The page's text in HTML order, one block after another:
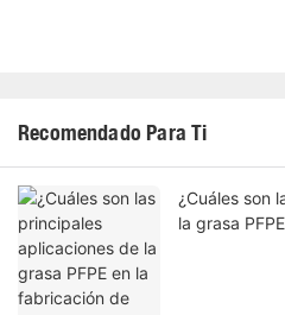
Recomendado Para Ti
¿Cuáles son
la grasa